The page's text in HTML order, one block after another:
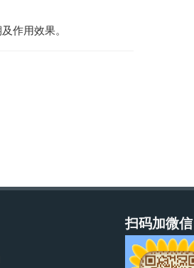
作用效果。
扫码加微信